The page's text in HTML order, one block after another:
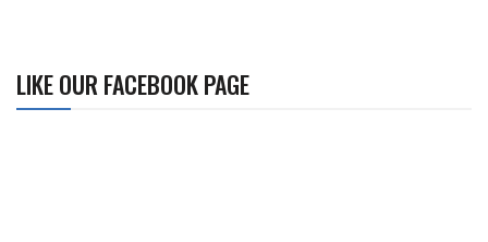
LIKE OUR FACEBOOK PAGE